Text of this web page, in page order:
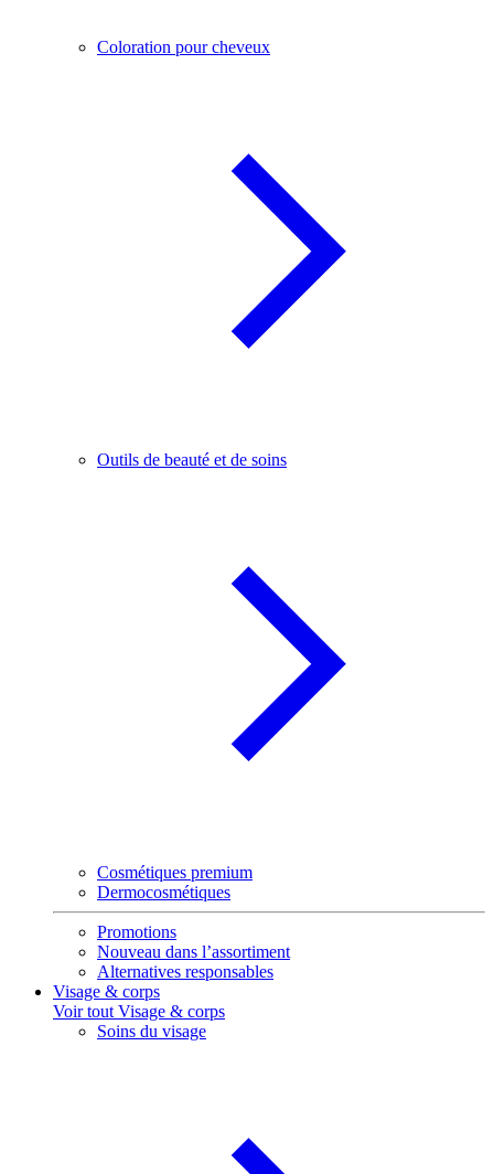
Coloration pour cheveux
Outils de beauté et de soins
Cosmétiques premium
Dermocosmétiques
Promotions
Nouveau dans l’assortiment
Alternatives responsables
Visage & corps
Voir tout Visage & corps
Soins du visage